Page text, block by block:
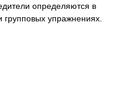
определяются в
групповых упражнениях.